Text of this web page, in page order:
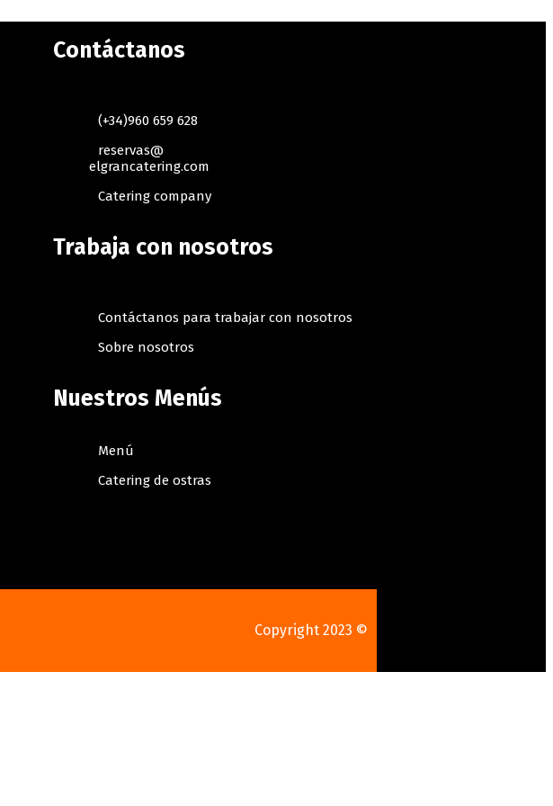
Contáctanos
(+34)960 659 628
reservas@
elgrancatering.com
Catering company
Trabaja con nosotros
Contáctanos para trabajar con nosotros
Sobre nosotros
Nuestros Menús
Menú
Catering de ostras
Copyright 2023 ©